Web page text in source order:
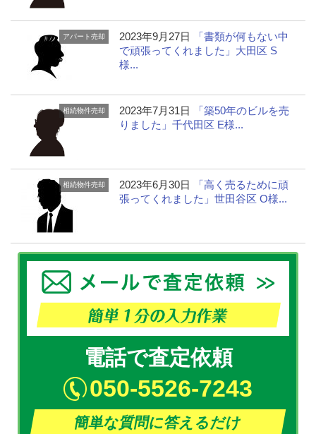
アパート売却 2023年9月27日
「書類が何もない中
で頑張ってくれました」大田区 S
様...
相続物件売却 2023年7月31日
「築50年のビルを売
りました」千代田区 E様...
相続物件売却 2023年6月30日
「高く売るために頑
張ってくれました」世田谷区 O様...
電話で査定依頼
050-5526-7243
簡単な質問に答えるだけ